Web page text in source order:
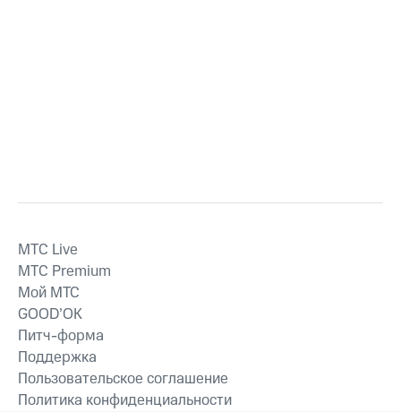
MTС Live
MTС Premium
Мой МТС
GOOD’OK
Питч-форма
Поддержка
Пользовательское соглашение
Политика конфиденциальности